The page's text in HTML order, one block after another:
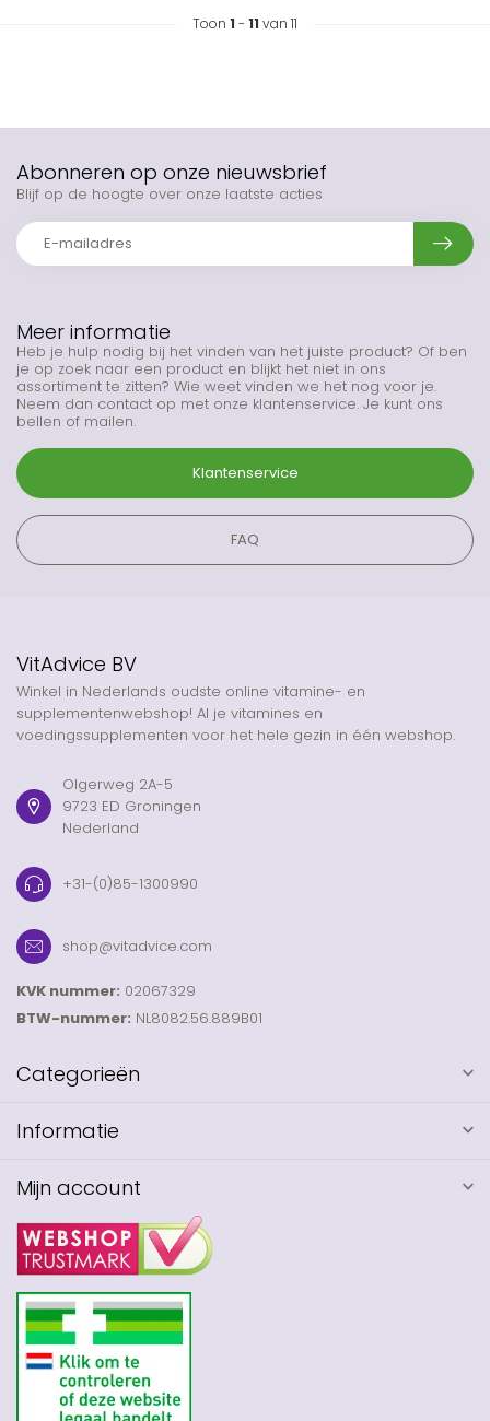
Toon 1 - 11 van 11
Meer informatie
Heb je hulp nodig bij het vinden van het juiste product? Of ben
je op zoek naar een product en blijkt het niet in ons
assortiment te zitten? Wie weet vinden we het nog voor je.
Neem dan contact op met onze klantenservice. Je kunt ons
bellen of mailen.
Klantenservice
FAQ
Abonneren op onze nieuwsbrief
Blijf op de hoogte over onze laatste acties
VitAdvice BV
Winkel in Nederlands oudste online vitamine- en
supplementenwebshop! Al je vitamines en
voedingssupplementen voor het hele gezin in één webshop.
Olgerweg 2A-5
9723 ED Groningen
Nederland
+31-(0)85-1300990
shop@vitadvice.com
KVK nummer: 02067329
BTW-nummer: NL8082.56.889B01
Categorieën
Informatie
Mijn account